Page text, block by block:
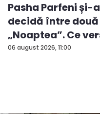
06 august 2026, 11:00
Pasha Parfeni
decidă între
„Noaptea”. Ce